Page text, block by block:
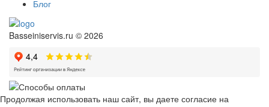
Блог
Basseiniservis.ru © 2026
Продолжая использовать наш сайт, вы даете согласие на